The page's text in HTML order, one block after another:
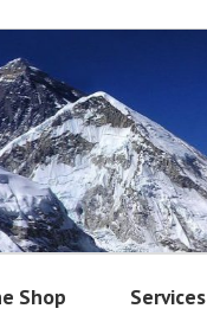
Shop Services